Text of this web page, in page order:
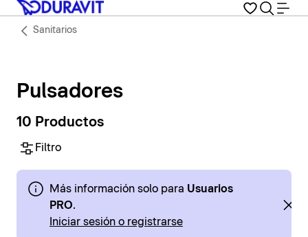
Sanitarios
Pulsadores
10 Productos
Filtro
Más información solo para Usuarios
PRO.
Iniciar sesión o registrarse